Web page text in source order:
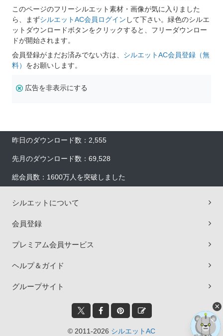
このページのフリーシルエット素材・画像が気に入りました
ら、まずシルエットAC会員ログイン して下さい。緑色のシルエ
ットダウンロードボタンをクリックすると、フリーダウンロー
ドが開始されます。
会員登録がまだお済みでない方は、 シルエットAC会員登録（無
料） をお願いします。
広告を非表示にする
昨日のダウンロード数：2,555
先月のダウンロード数：69,528
総会員数：1600万人を突破しました
シルエットについて
会員登録
プレミアム会員サービス
ヘルプ＆ガイド
グループサイト
© 2011-2026 シルエットAC
×